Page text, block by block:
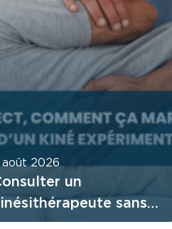
août 2026
un
sans
: comment